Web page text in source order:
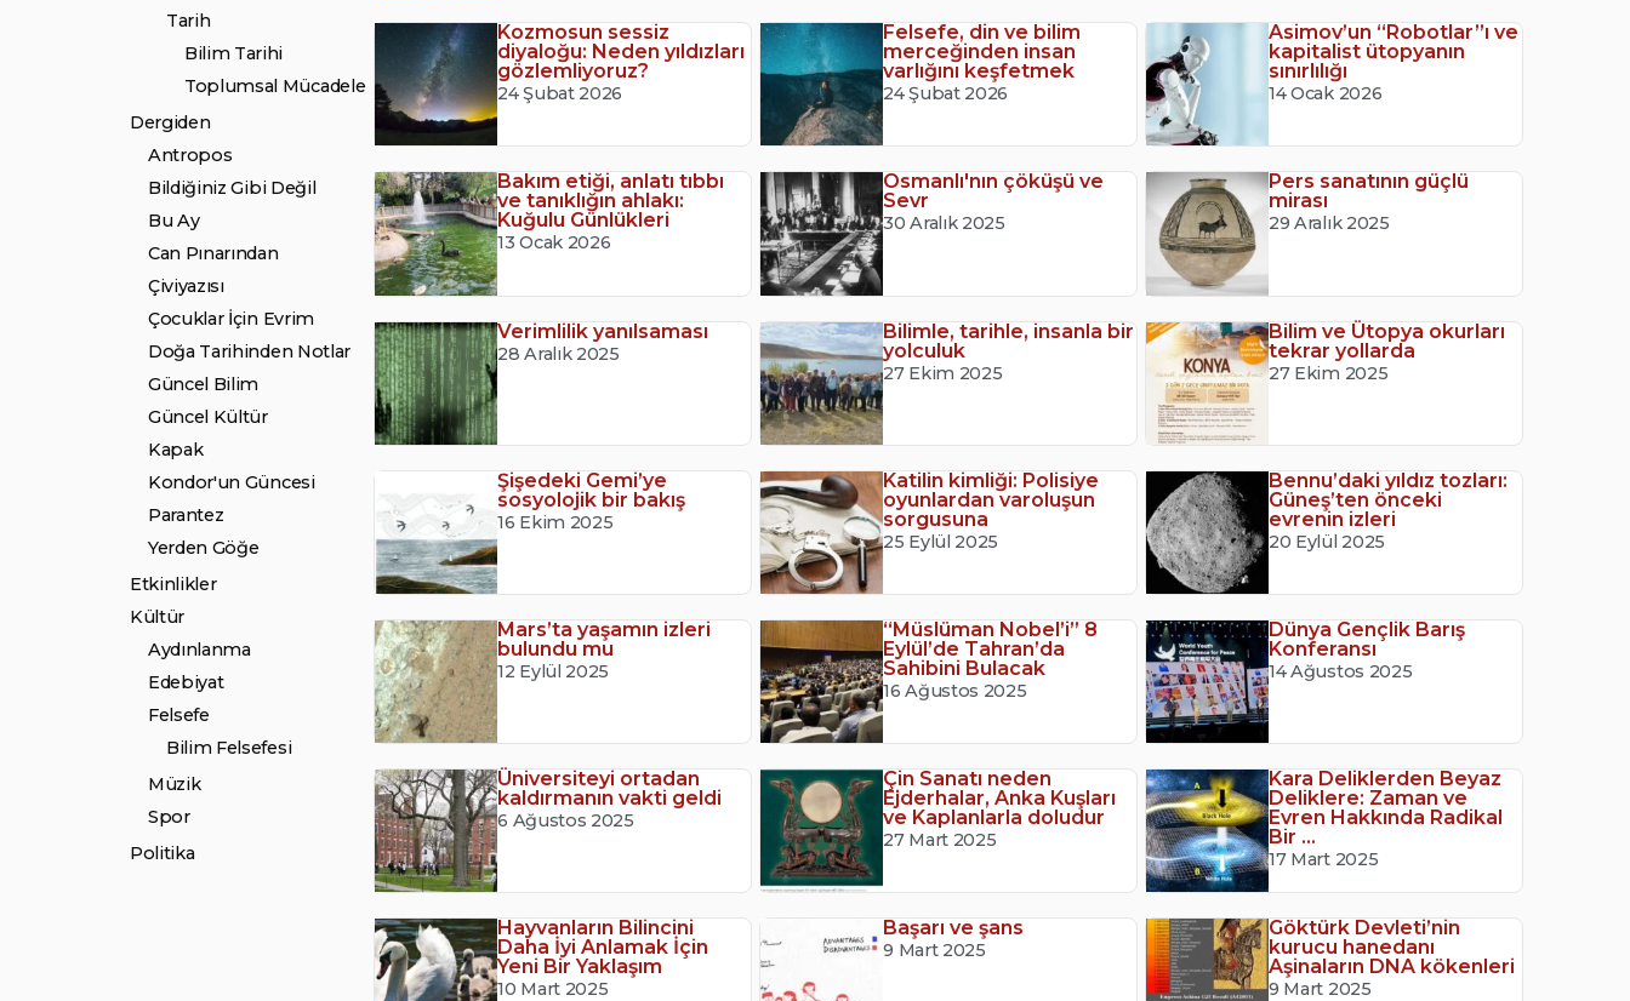
Tarih
Bilim Tarihi
Toplumsal Mücadele
Dergiden
Antropos
Bildiğiniz Gibi Değil
Bu Ay
Can Pınarından
Çiviyazısı
Çocuklar İçin Evrim
Doğa Tarihinden Notlar
Güncel Bilim
Güncel Kültür
Kapak
Kondor'un Güncesi
Parantez
Yerden Göğe
Etkinlikler
Kültür
Aydınlanma
Edebiyat
Felsefe
Bilim Felsefesi
Müzik
Spor
Politika
Kozmosun sessiz
diyaloğu: Neden yıldızları
gözlemliyoruz?
24 Şubat 2026
Felsefe, din ve bilim
merceğinden insan
varlığını keşfetmek
24 Şubat 2026
Asimov’un “Robotlar”ı ve
kapitalist ütopyanın
sınırlılığı
14 Ocak 2026
Bakım etiği, anlatı tıbbı
ve tanıklığın ahlakı:
Kuğulu Günlükleri
13 Ocak 2026
Osmanlı'nın çöküşü ve
Sevr
30 Aralık 2025
Pers sanatının güçlü
mirası
29 Aralık 2025
Verimlilik yanılsaması
28 Aralık 2025
Bilimle, tarihle, insanla bir
yolculuk
27 Ekim 2025
Bilim ve Ütopya okurları
tekrar yollarda
27 Ekim 2025
Şişedeki Gemi’ye
sosyolojik bir bakış
16 Ekim 2025
Katilin kimliği: Polisiye
oyunlardan varoluşun
sorgusuna
25 Eylül 2025
Bennu’daki yıldız tozları:
Güneş’ten önceki
evrenin izleri
20 Eylül 2025
Mars’ta yaşamın izleri
bulundu mu
12 Eylül 2025
“Müslüman Nobel’i” 8
Eylül’de Tahran’da
Sahibini Bulacak
16 Ağustos 2025
Dünya Gençlik Barış
Konferansı
14 Ağustos 2025
Üniversiteyi ortadan
kaldırmanın vakti geldi
6 Ağustos 2025
Çin Sanatı neden
Ejderhalar, Anka Kuşları
ve Kaplanlarla doludur
27 Mart 2025
Kara Deliklerden Beyaz
Deliklere: Zaman ve
Evren Hakkında Radikal
Bir ...
17 Mart 2025
Hayvanların Bilincini
Daha İyi Anlamak İçin
Yeni Bir Yaklaşım
10 Mart 2025
Başarı ve şans
9 Mart 2025
Göktürk Devleti’nin
kurucu hanedanı
Aşinaların DNA kökenleri
9 Mart 2025